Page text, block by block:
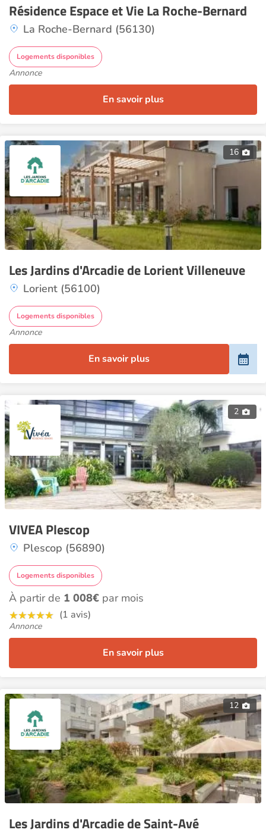
Résidence Espace et Vie La Roche-Bernard
La Roche-Bernard (56130)
Logements disponibles
Annonce
En savoir plus
16
Les Jardins d'Arcadie de Lorient Villeneuve
Lorient (56100)
Logements disponibles
Annonce
En savoir plus
2
VIVEA Plescop
Plescop (56890)
Logements disponibles
À partir de 1 008€ par mois
(1 avis)
Annonce
En savoir plus
12
Les Jardins d'Arcadie de Saint-Avé